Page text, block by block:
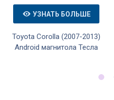
УЗНАТЬ БОЛЬШЕ
Toyota Corolla (2007-2013)
Android магнитола Тесла